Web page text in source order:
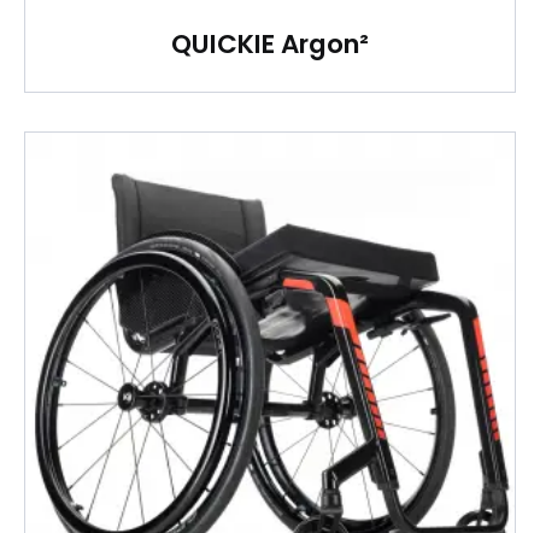
QUICKIE Argon²